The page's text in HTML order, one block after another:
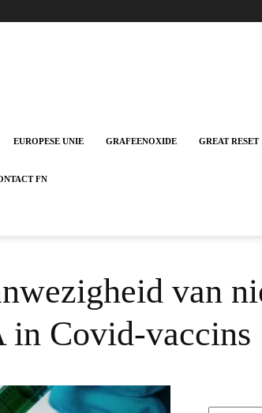
EUROPESE UNIE GRAFEENOXIDE GREAT RESET
FN
van
in Covid-vaccins